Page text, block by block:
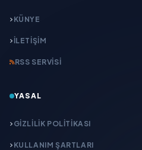
KÜNYE
İLETIŞIM
RSS SERVISI
YASAL
GIZLILIK POLITIKASI
KULLANIM ŞARTLARI